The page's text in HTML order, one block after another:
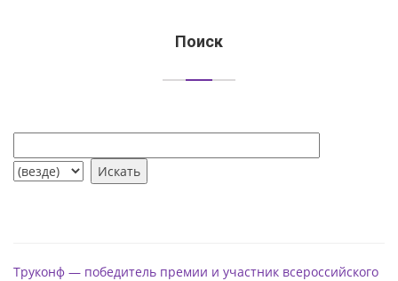
Поиск
Труконф — победитель премии и участник всероссийского